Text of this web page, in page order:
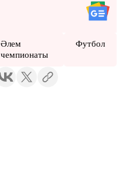
Әлем
чемпионаты
Футбол